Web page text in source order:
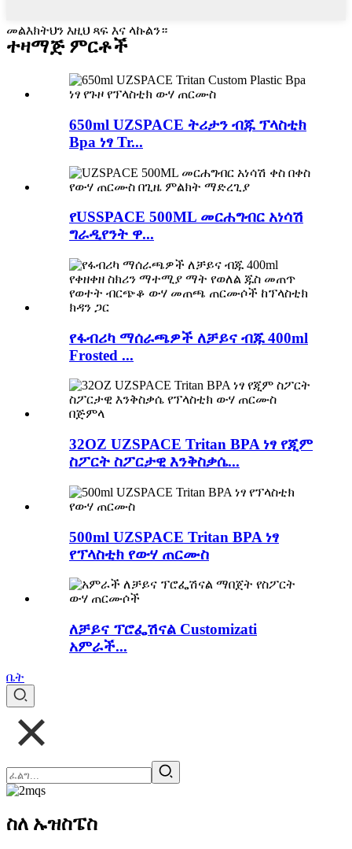
መልእክትህን እዚህ ጻፍ እና ላኩልን።
ተዛማጅ ምርቶች
650ml UZSPACE ትሪታን ብጁ ፕላስቲክ
Bpa ነፃ Tr...
የUSSPACE 500ML መርሐግብር አነሳሽ
ግራዲየንት ዋ...
የፋብሪካ ማሰራጫዎች ለቻይና ብጁ 400ml
Frosted ...
32OZ UZSPACE Tritan BPA ነፃ የጂም
ስፖርት ስፖርታዊ እንቅስቃሴ...
500ml UZSPACE Tritan BPA ነፃ
የፕላስቲክ የውሃ ጠርሙስ
ለቻይና ፕሮፌሽናል Customizati
አምራች...
ቤት
ስለ ኡዝስፔስ